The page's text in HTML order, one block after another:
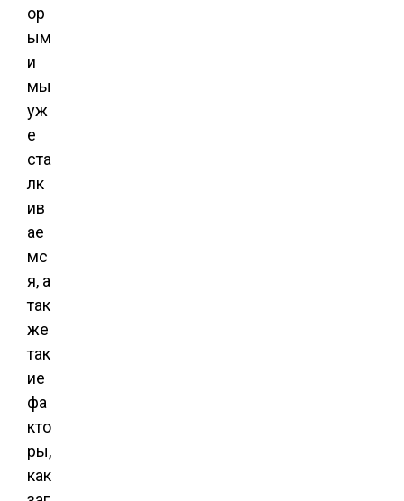
ор
ым
и
мы
уж
е
ста
лк
ив
ае
мс
я, а
так
же
так
ие
фа
кто
ры,
как